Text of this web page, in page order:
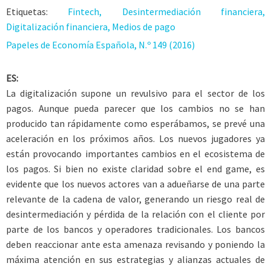
Etiquetas: Fintech, Desintermediación financiera,
Digitalización financiera, Medios de pago
Papeles de Economía Española, N.º 149 (2016)
ES:
La digitalización supone un revulsivo para el sector de los
pagos. Aunque pueda parecer que los cambios no se han
producido tan rápidamente como esperábamos, se prevé una
aceleración en los próximos años. Los nuevos jugadores ya
están provocando importantes cambios en el ecosistema de
los pagos. Si bien no existe claridad sobre el end game, es
evidente que los nuevos actores van a adueñarse de una parte
relevante de la cadena de valor, generando un riesgo real de
desintermediación y pérdida de la relación con el cliente por
parte de los bancos y operadores tradicionales. Los bancos
deben reaccionar ante esta amenaza revisando y poniendo la
máxima atención en sus estrategias y alianzas actuales de